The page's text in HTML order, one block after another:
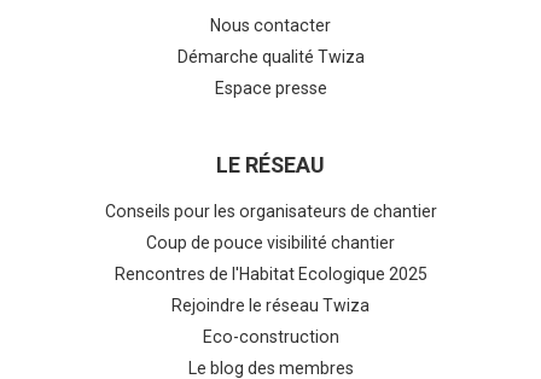
Nous contacter
Démarche qualité Twiza
Espace presse
LE RÉSEAU
Conseils pour les organisateurs de chantier
Coup de pouce visibilité chantier
Rencontres de l'Habitat Ecologique 2025
Rejoindre le réseau Twiza
Eco-construction
Le blog des membres